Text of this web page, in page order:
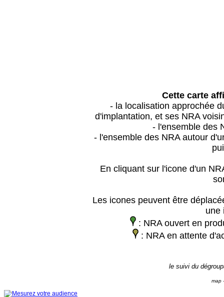
Cette carte
- la localisation approchée
d'implantation, et ses NRA
- l'ensemble des
- l'ensemble des NRA autour
En cliquant sur l'icone d'un
Les icones peuvent être
une
: NRA ouvert en
: NRA en attente
le suivi du
map